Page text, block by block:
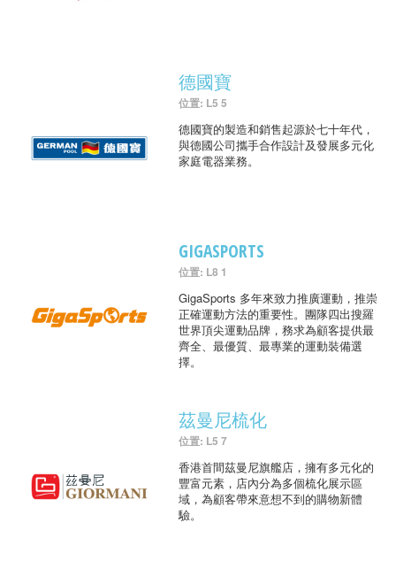
德國寶
位置: L5 5
德國寶的製造和銷售起源於七十年代，
與德國公司攜手合作設計及發展多元化
家庭電器業務。
GIGASPORTS
位置: L8 1
GigaSports 多年來致力推廣運動，推崇
正確運動方法的重要性。團隊四出搜羅
世界頂尖運動品牌，務求為顧客提供最
齊全、最優質、最專業的運動裝備選
擇。
茲曼尼梳化
位置: L5 7
香港首間茲曼尼旗艦店，擁有多元化的
豐富元素，店內分為多個梳化展示區
域，為顧客帶來意想不到的購物新體
驗。